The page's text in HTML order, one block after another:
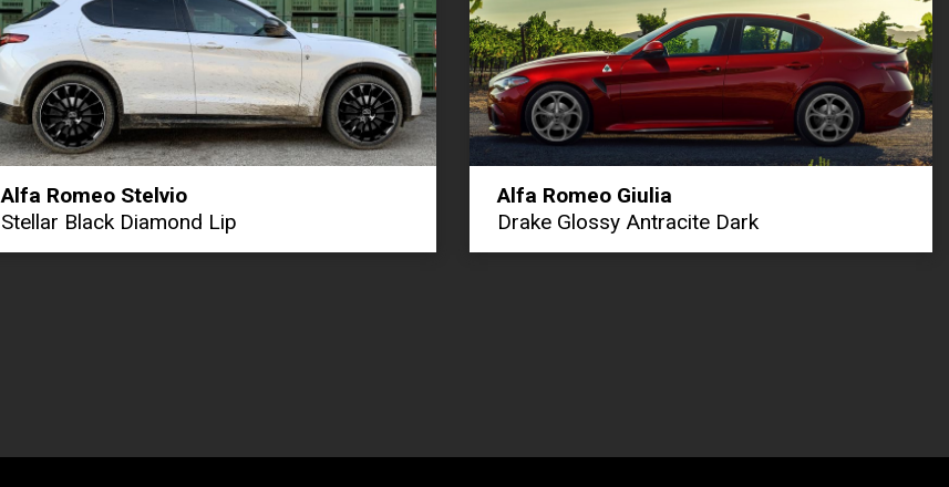
Alfa Romeo Stelvio
Stellar Black Diamond Lip
Alfa Romeo Giulia
Drake Glossy Antracite Dark